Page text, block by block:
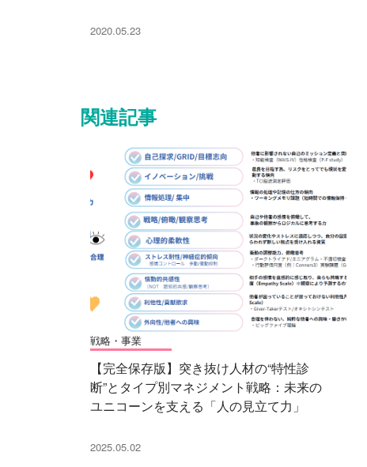
2020.05.23
関連記事
戦略・事業
【完全保存版】突き抜け人材の“特性診
断”とタイプ別マネジメント戦略：未来の
ユニコーンを支える「人の見立て力」
2025.05.02